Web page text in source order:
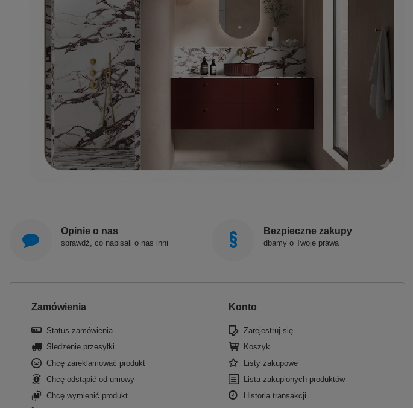
Opinie o nas
sprawdź, co napisali o nas inni
Bezpieczne zakupy
dbamy o Twoje prawa
Zamówienia
Status zamówienia
Śledzenie przesyłki
Chcę zareklamować produkt
Chcę odstąpić od umowy
Chcę wymienić produkt
Konto
Zarejestruj się
Koszyk
Listy zakupowe
Lista zakupionych produktów
Historia transakcji